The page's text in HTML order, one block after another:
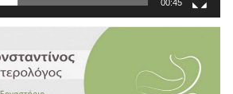
00:45